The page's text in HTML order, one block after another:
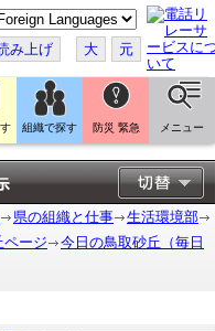
み上げ 大 元
組織で探す 防災 緊急 メニュー
県の組織と仕事
生活環境部
ページ
今日の鳥取砂丘（毎日